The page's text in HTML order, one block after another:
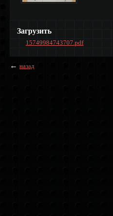
Загрузить
15749984743707.pdf
← назад